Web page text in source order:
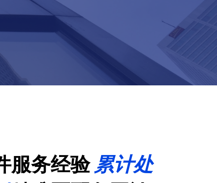
服务经验累计处